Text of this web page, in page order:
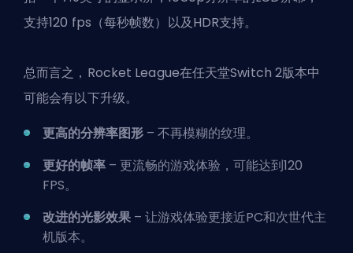
支持120 fps（每秒帧数）以及HDR支持。
总而言之， Rocket League在任天堂Switch 2版本中
可能会有以下升级。
更高的分辨率图形 – 不再模糊的纹理。
更好的帧率 – 更流畅的游戏体验，可能达到120
FPS。
改进的光影效果 – 让游戏体验更接近PC和次世代主
机版本。